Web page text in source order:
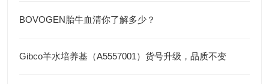
BOVOGEN胎牛血清你了解多少？
Gibco羊水培养基（A5557001）货号升级，品质不变